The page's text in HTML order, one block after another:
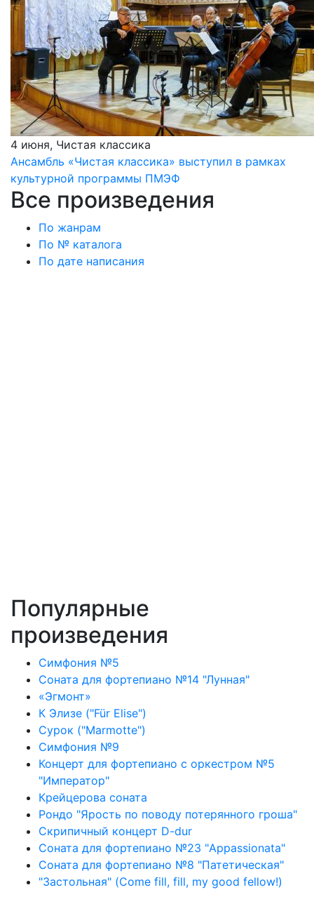
4 июня, Чистая классика
Ансамбль «Чистая классика» выступил в рамках
культурной программы ПМЭФ
Все произведения
По жанрам
По № каталога
По дате написания
Популярные
произведения
Симфония №5
Соната для фортепиано №14 "Лунная"
«Эгмонт»
К Элизе ("Für Elise")
Сурок ("Marmotte")
Симфония №9
Концерт для фортепиано с оркестром №5
"Император"
Крейцерова соната
Рондо "Ярость по поводу потерянного гроша"
Скрипичный концерт D-dur
Соната для фортепиано №23 "Appassionata"
Соната для фортепиано №8 "Патетическая"
"Застольная" (Come fill, fill, my good fellow!)